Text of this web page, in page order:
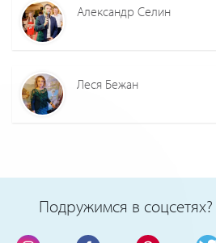
Александр Селин
Леся Бежан
Подружимся в